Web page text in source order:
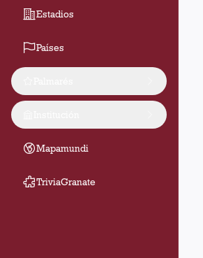
Estadios
Países
Mapamundi
TriviaGranate